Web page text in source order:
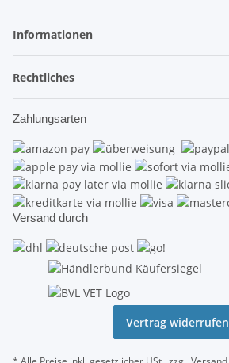
Informationen
Rechtliches
Zahlungsarten
Versand durch
Vertrag widerrufen